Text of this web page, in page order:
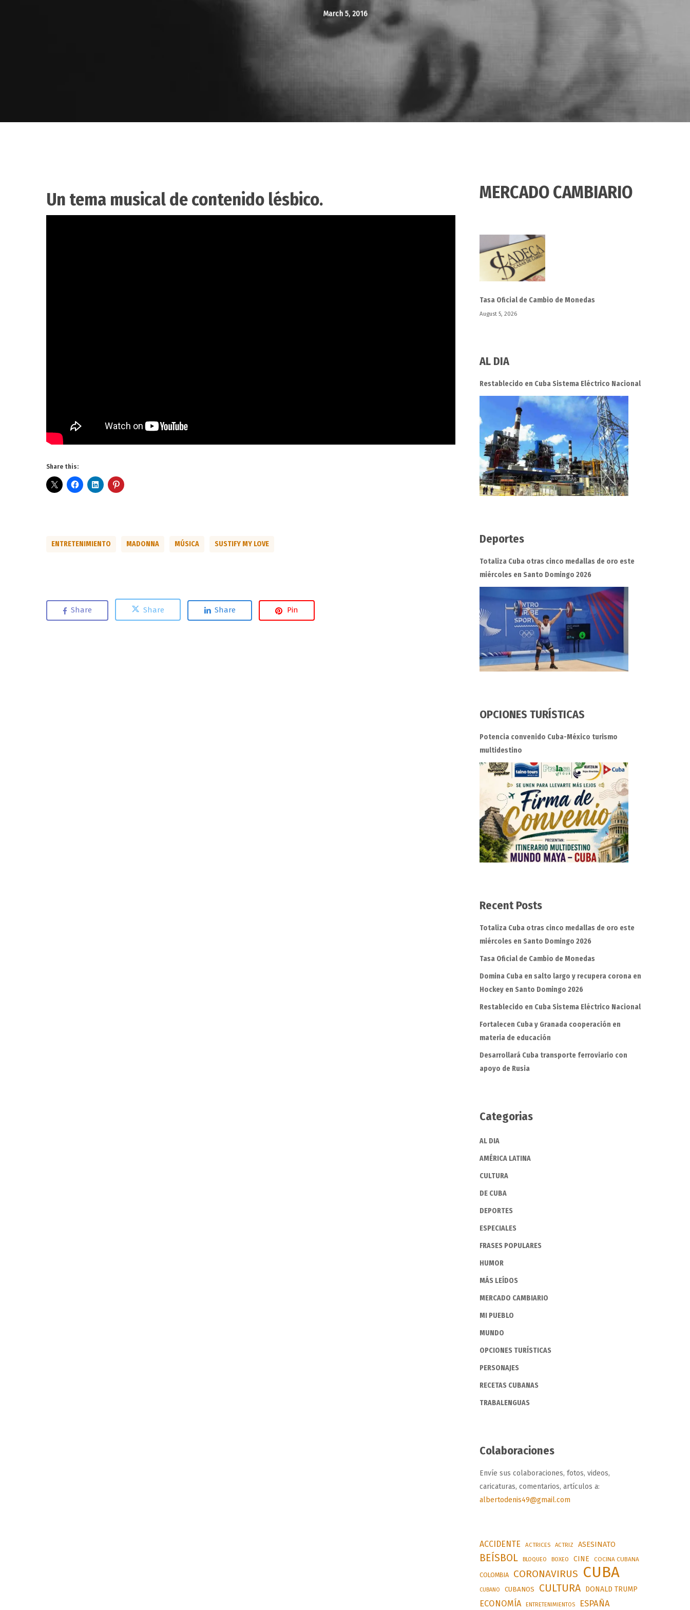
Hit enter to search or ESC to close
March 5, 2016
Un tema musical de contenido lésbico.
Share this:
ENTRETENIMIENTO MADONNA MÚSICA SUSTIFY MY LOVE
Share Share Share Pin
MERCADO CAMBIARIO
Tasa Oficial de Cambio de Monedas
August 5, 2026
AL DIA
Restablecido en Cuba Sistema Eléctrico Nacional
Deportes
Totaliza Cuba otras cinco medallas de oro este
miércoles en Santo Domingo 2026
OPCIONES TURÍSTICAS
Potencia convenido Cuba-México turismo
multidestino
Recent Posts
Totaliza Cuba otras cinco medallas de oro este
miércoles en Santo Domingo 2026
Tasa Oficial de Cambio de Monedas
Domina Cuba en salto largo y recupera corona en
Hockey en Santo Domingo 2026
Restablecido en Cuba Sistema Eléctrico Nacional
Fortalecen Cuba y Granada cooperación en
materia de educación
Desarrollará Cuba transporte ferroviario con
apoyo de Rusia
Categorias
AL DIA
AMÉRICA LATINA
CULTURA
DE CUBA
DEPORTES
ESPECIALES
FRASES POPULARES
HUMOR
MÁS LEÍDOS
MERCADO CAMBIARIO
MI PUEBLO
MUNDO
OPCIONES TURÍSTICAS
PERSONAJES
RECETAS CUBANAS
TRABALENGUAS
Colaboraciones
Envíe sus colaboraciones, fotos, videos,
caricaturas, comentarios, artículos a:
albertodenis49@gmail.com
ACCIDENTE ACTRICES ACTRIZ ASESINATO
BEÍSBOL BLOQUEO BOXEO CINE COCINA CUBANA
COLOMBIA CORONAVIRUS CUBA
CUBANO CUBANOS CULTURA DONALD TRUMP
ECONOMÍA ENTRETENIMIENTOS ESPAÑA